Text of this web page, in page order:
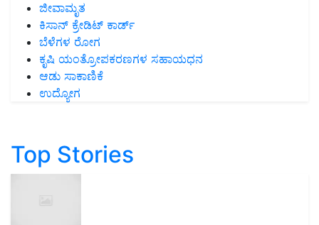
ಜೀವಾಮೃತ
ಕಿಸಾನ್ ಕ್ರೇಡಿಟ್ ಕಾರ್ಡ್
ಬೆಳೆಗಳ ರೋಗ
ಕೃಷಿ ಯಂತ್ರೋಪಕರಣಗಳ ಸಹಾಯಧನ
ಆಡು ಸಾಕಾಣಿಕೆ
ಉದ್ಯೋಗ
Top Stories